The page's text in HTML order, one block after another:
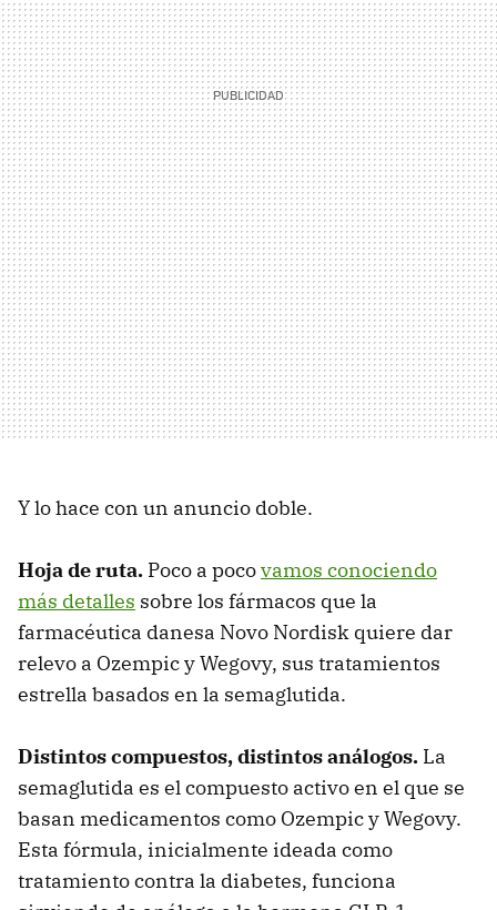
Y lo hace con un anuncio doble.
Hoja de ruta. Poco a pocovamos conociendo
más detalles sobre los fármacos que la
farmacéutica danesa Novo Nordisk quiere dar
relevo a Ozempic y Wegovy, sus tratamientos
estrella basados en la semaglutida.
Distintos compuestos, distintos análogos. La
semaglutida es el compuesto activo en el que se
basan medicamentos como Ozempic y Wegovy.
Esta fórmula, inicialmente ideada como
tratamiento contra la diabetes, funciona